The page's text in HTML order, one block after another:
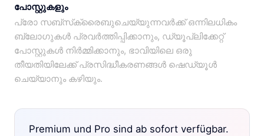
പോസ്റ്റുകളും
പ്രോ സബ്‌സ്‌ക്രൈബുചെയ്യുന്നവർക്ക് ഒന്നിലധികം
ബ്ലോഗുകൾ പ്രവർത്തിപ്പിക്കാനും, ഡ്യൂപ്ലിക്കേറ്റ്
പോസ്റ്റുകൾ നിർമ്മിക്കാനും, ഭാവിയിലെ ഒരു
തീയതിയിലേക്ക് പ്രസിദ്ധീകരണങ്ങൾ ഷെഡ്യൂൾ
ചെയ്യാനും കഴിയും.
Premium und Pro sind ab sofort verfügbar.